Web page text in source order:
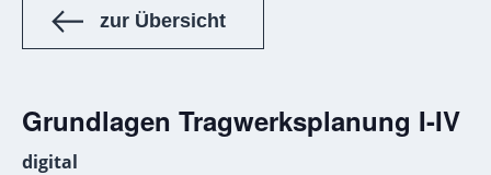
zur Übersicht
Grundlagen Tragwerksplanung I-IV
digital